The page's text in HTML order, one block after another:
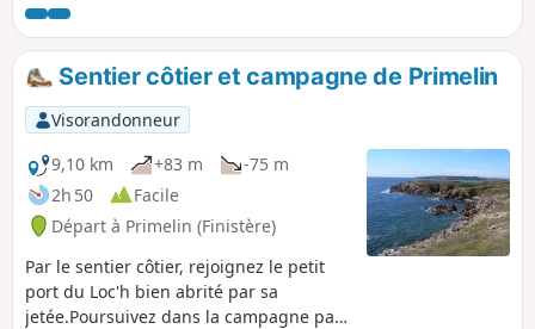
pour la pêche au thon germon. En 1966
est créé la criée de Poulgoazec sur
l'autre rive du Goyen. Après 1986, les
chalutiers désertent le port d'Audierne
pour celui de de Douarnenez plus
accessible et mieux doté.Actuellement,
l'activité principale est celui des
ligneurs et des fileyeurs qui cohabitent
avec les bateaux de plaisance de plus
en plus nombreux. Ce circuit passe par
les deux ports de chaque côté de
l'estuaire du Goyen.
Sentier côtier et campagne de Primelin
Visorandonneur
9,10 km
+83 m
-75 m
2h 50
Facile
Départ à Primelin (Finistère)
Par le sentier côtier, rejoignez le petit
port du Loc'h bien abrité par sa
jetée.Poursuivez dans la campagne par